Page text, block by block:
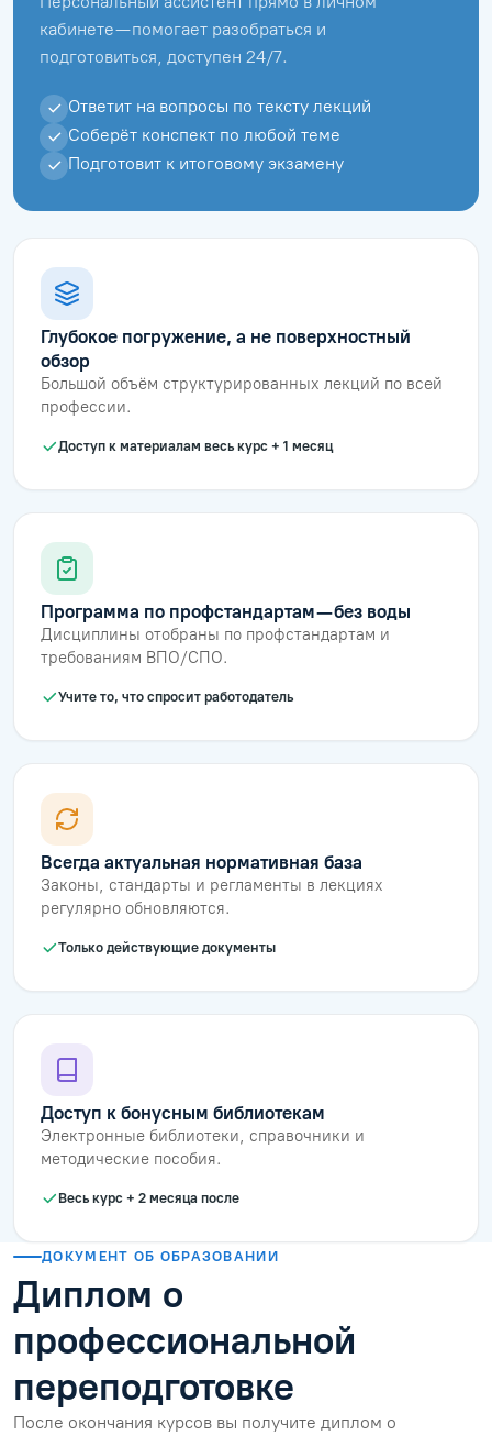
кабинете — помогает разобраться и
подготовиться, доступен 24/7.
Ответит на вопросы по тексту лекций
Соберёт конспект по любой теме
Подготовит к итоговому экзамену
Глубокое погружение, а не поверхностный
обзор
Большой объём структурированных лекций по всей
профессии.
Доступ к материалам весь курс + 1 месяц
Программа по профстандартам — без воды
Дисциплины отобраны по профстандартам и
требованиям ВПО/СПО.
Учите то, что спросит работодатель
Всегда актуальная нормативная база
Законы, стандарты и регламенты в лекциях
регулярно обновляются.
Только действующие документы
Доступ к бонусным библиотекам
Электронные библиотеки, справочники и
методические пособия.
Весь курс + 2 месяца после
ДОКУМЕНТ ОБ ОБРАЗОВАНИИ
Диплом о
профессиональной
переподготовке
После окончания курсов вы получите диплом о